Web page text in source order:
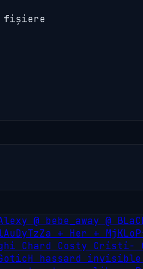
fișiere
@ bebe_away @
+ Her +
Chard Costy Cristi-
hassard invisible